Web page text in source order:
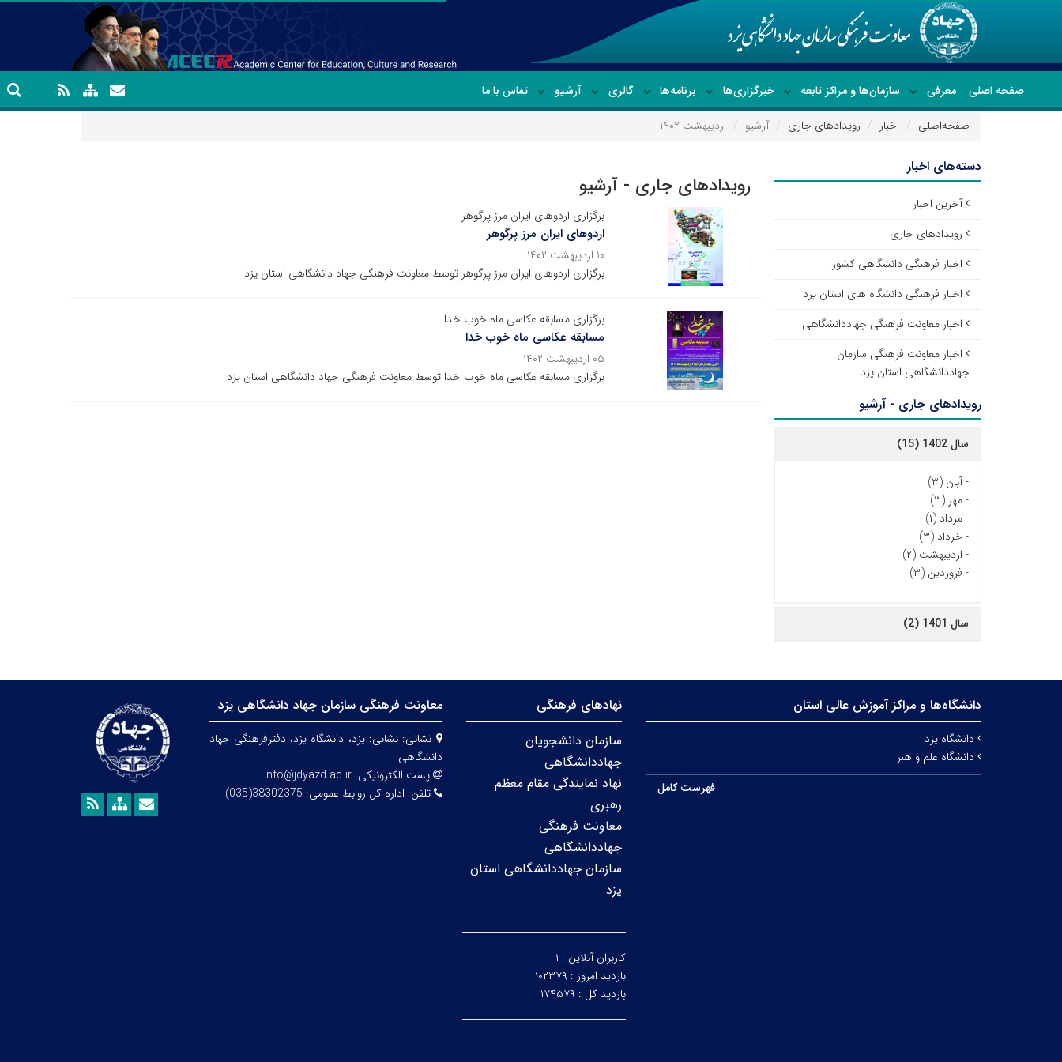
صفحه اصلی معرفی سازمان‌ها و مراکز تابعه خبرگزاری‌ها برنامه‌ها گالری آرشیو
تماس با ما
صفحه‌اصلی
اخبار رویدادهای جاری آرشیو اردیبهشت ۱۴۰۲
رویدادهای جاری - آرشیو
برگزاری اردوهای ایران مرز پرگوهر
اردوهای ایران مرز پرگوهر
۱۰ اردیبهشت ۱۴۰۲
برگزاری اردوهای ایران مرز پرگوهر توسط معاونت فرهنگی جهاد دانشگاهی استان یزد
برگزاری مسابقه عکاسی ماه خوب خدا
مسابقه عکاسی ماه خوب خدا
۰۵ اردیبهشت ۱۴۰۲
برگزاری مسابقه عکاسی ماه خوب خدا توسط معاونت فرهنگی جهاد دانشگاهی استان یزد
دسته‌های اخبار
آخرین اخبار
رویدادهای جاری
اخبار فرهنگی دانشگاهی کشور
اخبار فرهنگی دانشگاه های استان یزد
اخبار معاونت فرهنگی جهاددانشگاهی
اخبار معاونت فرهنگی سازمان
جهاددانشگاهی استان یزد
رویدادهای جاری - آرشیو
سال 1402 (15)
-آبان (۳)
-مهر (۳)
-مرداد (۱)
- خرداد (۳)
- اردیبهشت (۲)
- فروردین (۳)
سال 1401 (2)
دانشگاه‌ها و مراکز آموزش عالی استان
دانشگاه یزد
دانشگاه علم و هنر
فهرست کامل
نهادهای فرهنگی
سازمان دانشجویان
جهاددانشگاهی
نهاد نمایندگی مقام معظم
رهبری
معاونت فرهنگی
جهاددانشگاهی
سازمان جهاددانشگاهی استان
یزد
کاربران آنلاین : ۱
بازدید امروز : ۱۰۲۳۷۹
بازدید کل : ۱۷۴۵۷۹
معاونت فرهنگی سازمان جهاد دانشگاهی یزد
نشانی:نشانی: یزد، دانشگاه یزد، دفترفرهنگی جهاد
دانشگاهی
پست الکترونیکی:info@jdyazd.ac.ir
تلفن: اداره کل روابط عمومی: 38302375(035)